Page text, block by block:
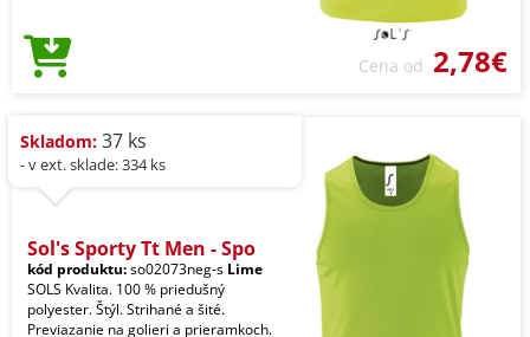
Cena od 2,78€
Skladom: 37 ks
- v ext. sklade: 334 ks
Sol's Sporty Tt Men - Spo
kód produktu:so02073neg-s Lime
SOLS Kvalita. 100 % priedušný
polyester. Štýl. Strihané a šité.
Previazanie na golieri a prieramkoch.